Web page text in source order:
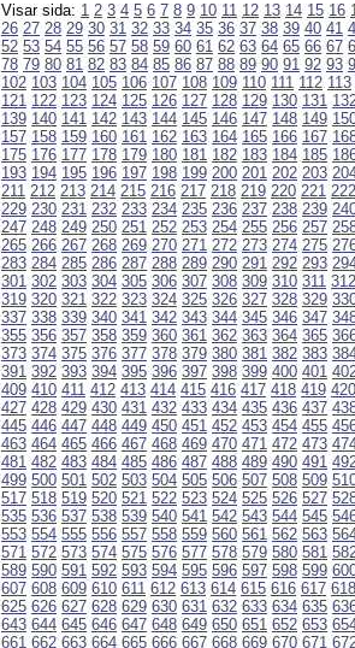
Visar sida: 1 2 3 4 5 6 7 8 9 10 11 12 13 14 15 16
26 27 28 29 30 31 32 33 34 35 36 37 38 39 40 41
52 53 54 55 56 57 58 59 60 61 62 63 64 65 66 67
78 79 80 81 82 83 84 85 86 87 88 89 90 91 92 93
102 103 104 105 106 107 108 109 110 111 112 113
121 122 123 124 125 126 127 128 129 130 131
139 140 141 142 143 144 145 146 147 148 149
157 158 159 160 161 162 163 164 165 166 167
175 176 177 178 179 180 181 182 183 184 185
193 194 195 196 197 198 199 200 201 202 203
211 212 213 214 215 216 217 218 219 220 221 222
229 230 231 232 233 234 235 236 237 238 239
247 248 249 250 251 252 253 254 255 256 257
265 266 267 268 269 270 271 272 273 274 275
283 284 285 286 287 288 289 290 291 292 293
301 302 303 304 305 306 307 308 309 310 311 312
319 320 321 322 323 324 325 326 327 328 329
337 338 339 340 341 342 343 344 345 346 347
355 356 357 358 359 360 361 362 363 364 365
373 374 375 376 377 378 379 380 381 382 383
391 392 393 394 395 396 397 398 399 400 401
409 410 411 412 413 414 415 416 417 418 419 420
427 428 429 430 431 432 433 434 435 436 437
445 446 447 448 449 450 451 452 453 454 455
463 464 465 466 467 468 469 470 471 472 473
481 482 483 484 485 486 487 488 489 490 491
499 500 501 502 503 504 505 506 507 508 509
517 518 519 520 521 522 523 524 525 526 527
535 536 537 538 539 540 541 542 543 544 545
553 554 555 556 557 558 559 560 561 562 563
571 572 573 574 575 576 577 578 579 580 581
589 590 591 592 593 594 595 596 597 598 599
607 608 609 610 611 612 613 614 615 616 617 618
625 626 627 628 629 630 631 632 633 634 635
643 644 645 646 647 648 649 650 651 652 653
661 662 663 664 665 666 667 668 669 670 671